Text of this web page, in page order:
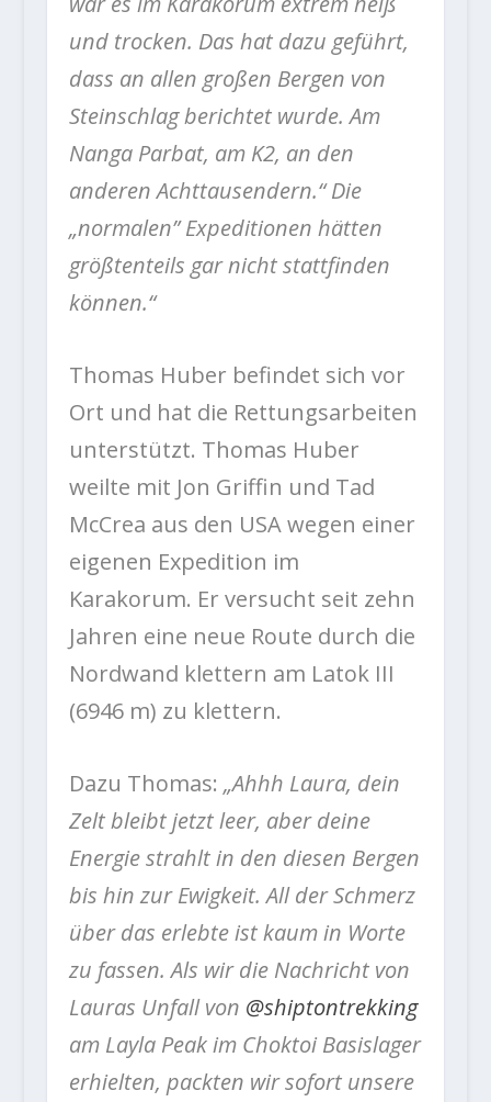
und trocken. Das hat dazu geführt,
dass an allen großen Bergen von
Steinschlag berichtet wurde. Am
Nanga Parbat, am K2, an den
anderen Achttausendern.“ Die
„normalen” Expeditionen hätten
größtenteils gar nicht stattfinden
können.“
Thomas Huber befindet sich vor
Ort und hat die Rettungsarbeiten
unterstützt. Thomas Huber
weilte mit Jon Griffin und Tad
McCrea aus den USA wegen einer
eigenen Expedition im
Karakorum. Er versucht seit zehn
Jahren eine neue Route durch die
Nordwand klettern am Latok III
(6946 m) zu klettern.
Dazu Thomas: „Ahhh Laura, dein
Zelt bleibt jetzt leer, aber deine
Energie strahlt in den diesen Bergen
bis hin zur Ewigkeit. All der Schmerz
über das erlebte ist kaum in Worte
zu fassen. Als wir die Nachricht von
Lauras Unfall von @shiptontrekking
am Layla Peak im Choktoi Basislager
erhielten, packten wir sofort unsere